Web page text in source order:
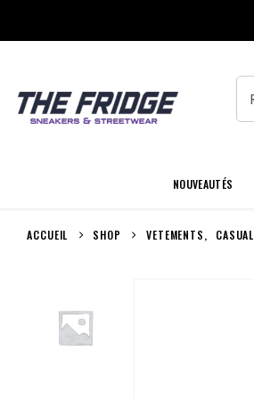
NOUVEAUTÉS
ACCUEIL SHOP VETEMENTS, CASUAL